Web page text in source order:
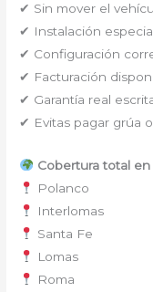
✔ Sin mover el
✔ Instalación
✔ Configuración
✔ Facturación
✔ Garantía real
✔ Evitas pagar grúa
Cobertura total
Polanco
Interlomas
Santa Fe
Lomas
Roma